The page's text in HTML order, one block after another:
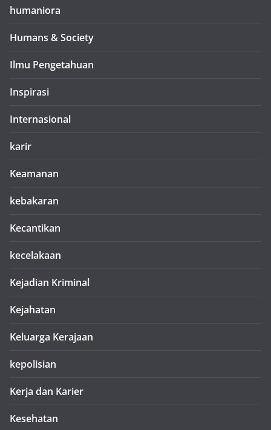
humaniora
Humans & Society
Ilmu Pengetahuan
Inspirasi
Internasional
karir
Keamanan
kebakaran
Kecantikan
kecelakaan
Kejadian Kriminal
Kejahatan
Keluarga Kerajaan
kepolisian
Kerja dan Karier
Kesehatan